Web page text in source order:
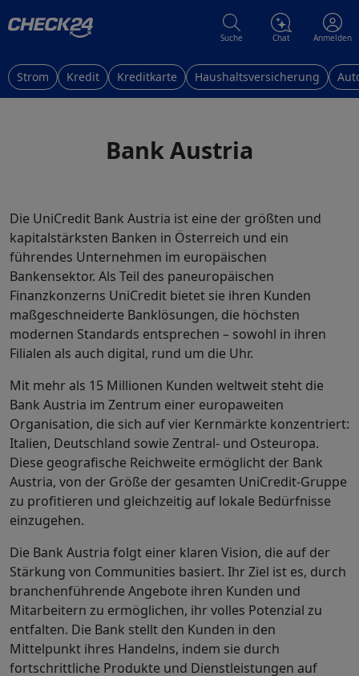
Suche Chat Anmelden
Strom Kredit Kreditkarte Haushaltsversicherung
Bank Austria
Die UniCredit Bank Austria ist eine der größten und
kapitalstärksten Banken in Österreich und ein
führendes Unternehmen im europäischen
Bankensektor. Als Teil des paneuropäischen
Finanzkonzerns UniCredit bietet sie ihren Kunden
maßgeschneiderte Banklösungen, die höchsten
modernen Standards entsprechen – sowohl in ihren
Filialen als auch digital, rund um die Uhr.
Mit mehr als 15 Millionen Kunden weltweit steht die
Bank Austria im Zentrum einer europaweiten
Organisation, die sich auf vier Kernmärkte konzentriert:
Italien, Deutschland sowie Zentral- und Osteuropa.
Diese geografische Reichweite ermöglicht der Bank
Austria, von der Größe der gesamten UniCredit-Gruppe
zu profitieren und gleichzeitig auf lokale Bedürfnisse
einzugehen.
Die Bank Austria folgt einer klaren Vision, die auf der
Stärkung von Communities basiert. Ihr Ziel ist es, durch
branchenführende Angebote ihren Kunden und
Mitarbeitern zu ermöglichen, ihr volles Potenzial zu
entfalten. Die Bank stellt den Kunden in den
Mittelpunkt ihres Handelns, indem sie durch
fortschrittliche Produkte und Dienstleistungen auf